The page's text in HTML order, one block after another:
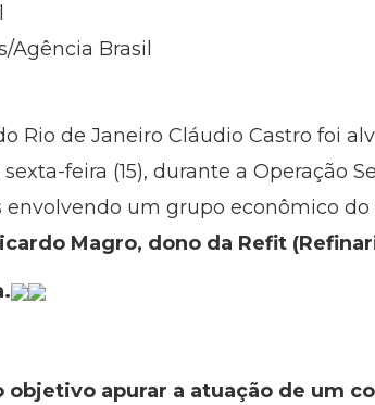
Agência Brasil
Rio de Janeiro Cláudio Castro foi
sexta-feira (15), durante a Operação
um grupo econômico do
Magro, dono da Refit
objetivo apurar a atuação de um